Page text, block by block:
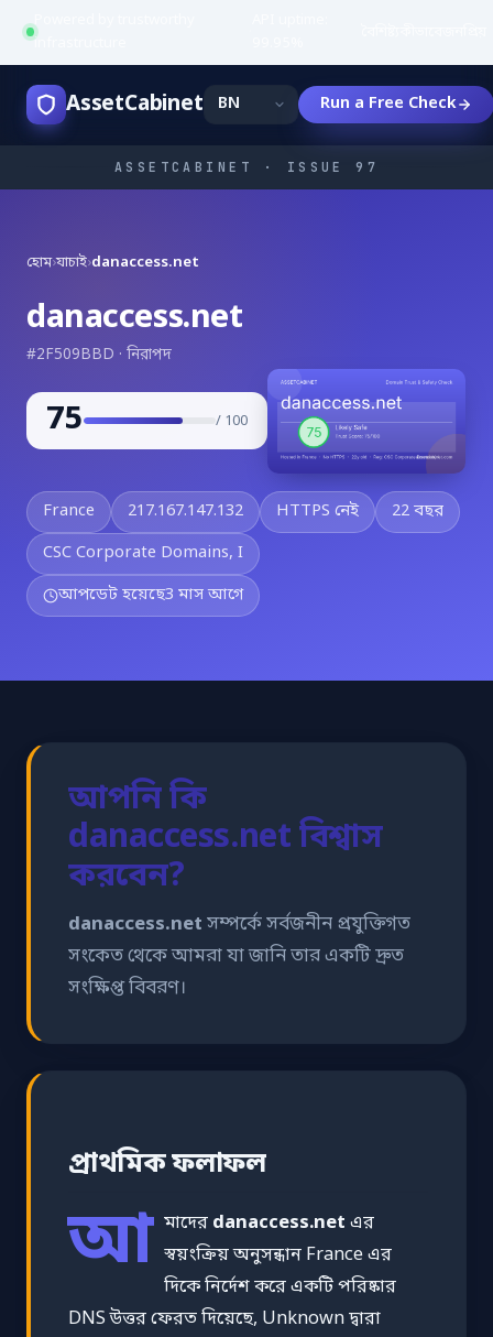
Powered by trustworthy
infrastructure
AssetCabinet Run a Free Check
ASSETCABINET · ISSUE 97
হোম›যাচাই›danaccess.net
danaccess.net
#2F509BBD · নিরাপদ
75 / 100
France 217.167.147.132 HTTPS নেই
22 বছর
CSC Corporate Domains, I
আপডেট হয়েছে3 মাস আগে
আপনি কি
danaccess.net বিশ্বাস
করবেন?
danaccess.net সম্পর্কে সর্বজনীন প্রযুক্তিগত
সংকেত থেকে আমরা যা জানি তার একটি দ্রুত
সংক্ষিপ্ত বিবরণ।
প্রাথমিক ফলাফল
আ মাদের danaccess.net এর
স্বয়ংক্রিয় অনুসন্ধান France এর
দিকে নির্দেশ করে একটি পরিষ্কার
DNS উত্তর ফেরত দিয়েছে, Unknown দ্বারা